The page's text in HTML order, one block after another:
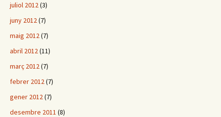
juliol 2012(3)
juny 2012(7)
maig 2012(7)
abril 2012(11)
març 2012(7)
febrer 2012(7)
gener 2012(7)
desembre 2011 (8)